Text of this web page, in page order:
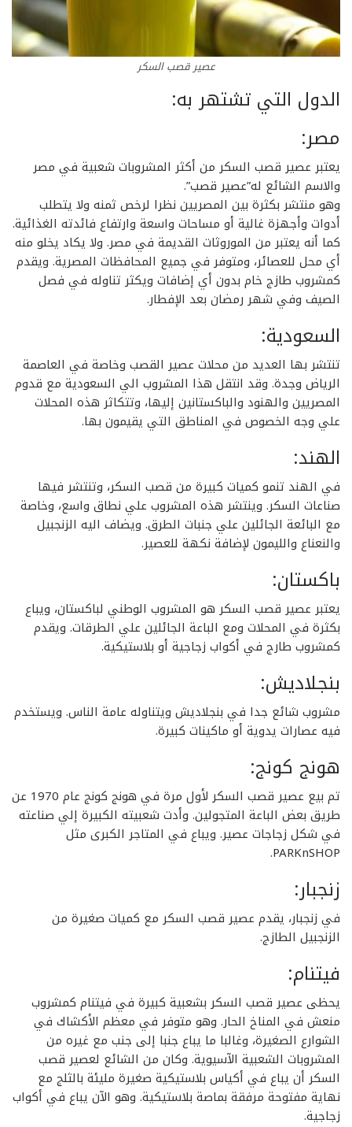
عصير قصب السكر
الدول التي تشتهر به:
مصر:
يعتبر عصير قصب السكر من أكثر المشروبات شعبية في مصر
والاسم الشائع له”عصير قصب”.
وهو منتشر بكثرة بين المصريين نظرا لرخص ثمنه ولا يتطلب
أدوات وأجهزة غالية أو مساحات واسعة وارتفاع فائدته الغذائية.
كما أنه يعتبر من الموروثات القديمة في مصر. ولا يكاد يخلو منه
أي محل للعصائر، ومتوفر في جميع المحافظات المصرية. ويقدم
كمشروب طازج خام بدون أي إضافات ويكثر تناوله في فصل
الصيف وفي شهر رمضان بعد الإفطار.
السعودية:
تنتشر بها العديد من محلات عصير القصب وخاصة في العاصمة
الرياض وجدة. وقد انتقل هذا المشروب الي السعودية مع قدوم
المصريين والهنود والباكستانين إليها، وتتكاثر هذه المحلات
علي وجه الخصوص في المناطق التي يقيمون بها.
الهند:
في الهند تنمو كميات كبيرة من قصب السكر، وتنتشر فيها
صناعات السكر. وينتشر هذه المشروب علي نطاق واسع، وخاصة
مع البائعة الجائلين علي جنبات الطرق. ويضاف اليه الزنجبيل
والنعناع والليمون لإضافة نكهة للعصير.
باكستان:
يعتبر عصير قصب السكر هو المشروب الوطني لباكستان، ويباع
بكثرة في المحلات ومع الباعة الجائلين علي الطرقات. ويقدم
كمشروب طارج في أكواب زجاجية أو بلاستيكية.
بنجلاديش:
مشروب شائع جدا في بنجلاديش ويتناوله عامة الناس. ويستخدم
فيه عصارات يدوية أو ماكينات كبيرة.
هونج كونج:
تم بيع عصير قصب السكر لأول مرة في هونج كونج عام 1970 عن
طريق بعض الباعة المتجولين. وأدت شعبيته الكبيرة إلي صناعته
في شكل زجاجات عصير. ويباع في المتاجر الكبرى مثل
PARKnSHOP.
زنجبار:
في زنجبار، يقدم عصير قصب السكر مع كميات صغيرة من
الزنجبيل الطازج.
فيتنام:
يحظى عصير قصب السكر بشعبية كبيرة في فيتنام كمشروب
منعش في المناخ الحار. وهو متوفر في معظم الأكشاك في
الشوارع الصغيرة، وغالبا ما يباع جنبا إلى جنب مع غيره من
المشروبات الشعبية الآسيوية. وكان من الشائع لعصير قصب
السكر أن يباع في أكياس بلاستيكية صغيرة مليئة بالثلج مع
نهاية مفتوحة مرفقة بماصة بلاستيكية. وهو الآن يباع في أكواب
زجاجية.